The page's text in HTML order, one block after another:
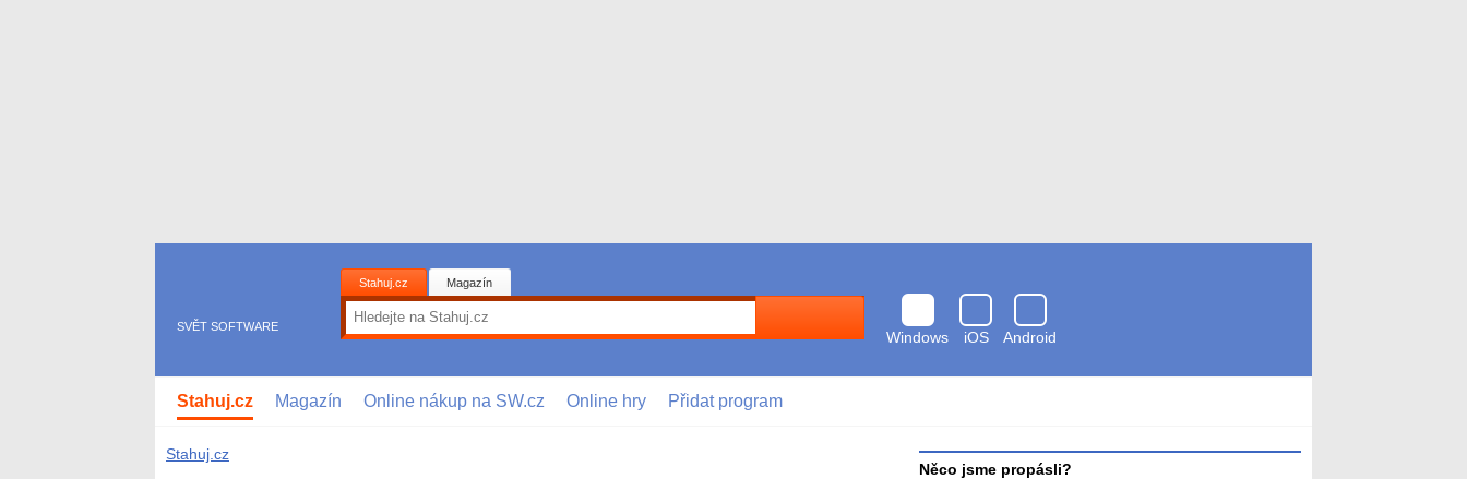
SVĚT SOFTWARE
Stahuj.cz Magazín
Windows
iOS
Android
antivirem
Stahuj.cz Magazín Online nákup na SW.cz Online hry Přidat program
Stahuj.cz
Něco jsme propásli?